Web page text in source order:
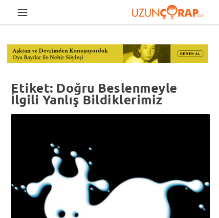
Etiket: Doğru Beslenmeyle
İlgili Yanlış Bildiklerimiz